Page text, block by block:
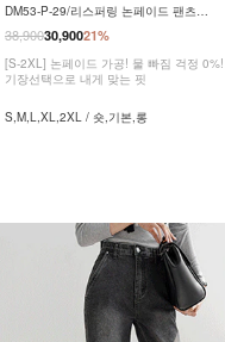
DM53-P-29/리스퍼링 논페이드 팬츠
_YN
21%
38,90030,900
[S-2XL] 논페이드 가공! 물 빠짐 걱정 0%!
기장선택으로 내게 맞는 핏
S,M,L,XL,2XL / 숏,기본,롱